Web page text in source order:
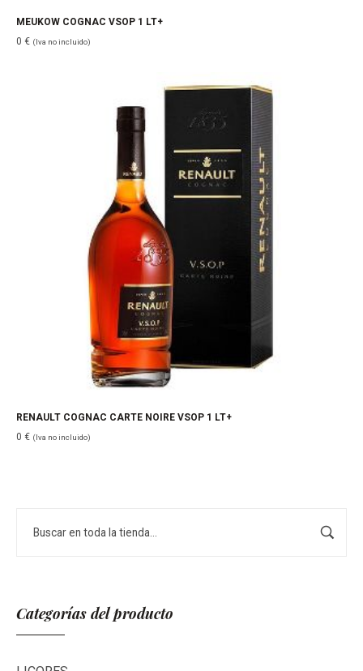
Categorías del producto
MEUKOW COGNAC VSOP 1 LT+
0 € (Iva no incluido)
RENAULT COGNAC CARTE NOIRE VSOP 1 LT+
0 € (Iva no incluido)